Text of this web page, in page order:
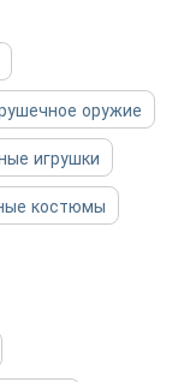
оружие
игрушки
костюмы